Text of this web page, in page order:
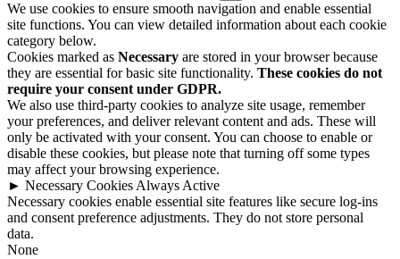
We use cookies to ensure smooth navigation and enable essential
site functions. You can view detailed information about each cookie
category below.
Cookies marked as Necessary are stored in your browser because
they are essential for basic site functionality. These cookies do not
require your consent under GDPR.
We also use third-party cookies to analyze site usage, remember
your preferences, and deliver relevant content and ads. These will
only be activated with your consent. You can choose to enable or
disable these cookies, but please note that turning off some types
may affect your browsing experience.
► Necessary Cookies Always Active
Necessary cookies enable essential site features like secure log-ins
and consent preference adjustments. They do not store personal
data.
None